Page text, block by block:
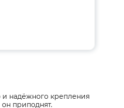
и надёжного крепления
приподнят.